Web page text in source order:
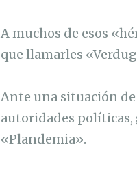
A muchos de esos
que llamarles
Ante una situación
autoridades políticas,
«Plandemia».